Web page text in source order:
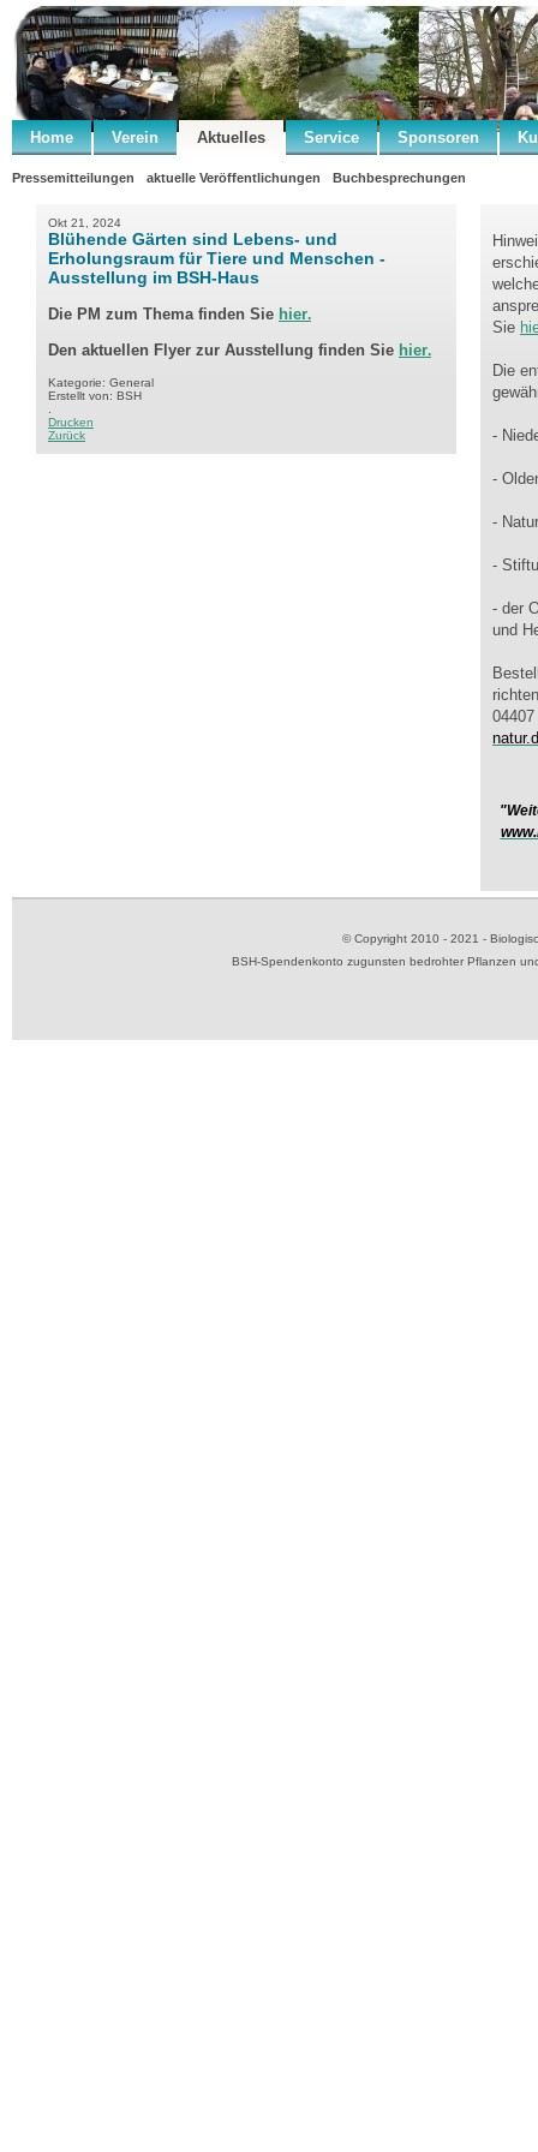
Home Verein Aktuelles Service Sponsoren
Pressemitteilungen aktuelle Veröffentlichungen Buchbesprechungen
Okt 21, 2024
Blühende Gärten sind Lebens- und
Erholungsraum für Tiere und Menschen -
Ausstellung im BSH-Haus
Die PM zum Thema finden Sie hier.
Den aktuellen Flyer zur Ausstellung finden Sie hier.
Kategorie: General
Erstellt von: BSH
Drucken
Zurück
Sie
Die
-
-
-
-
- der
und
© Copyright 2010 - 2021 -
BSH-Spendenkonto zugunsten bedrohter Pflanzen